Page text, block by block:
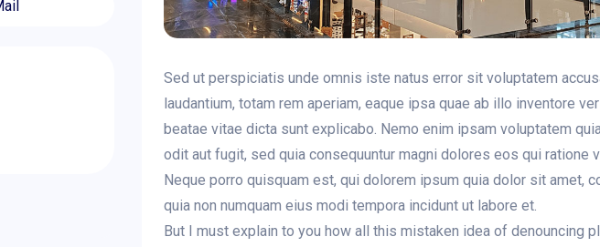
Sed ut perspiciatis unde omnis iste natus error sit voluptatem
laudantium, totam rem aperiam, eaque ipsa quae ab illo inventore
beatae vitae dicta sunt explicabo. Nemo enim ipsam voluptatem
odit aut fugit, sed quia consequuntur magni dolores eos qui ratione
Neque porro quisquam est, qui dolorem ipsum quia dolor sit amet,
quia non numquam eius modi tempora incidunt ut labore et.
But I must explain to you how all this mistaken idea of denouncing